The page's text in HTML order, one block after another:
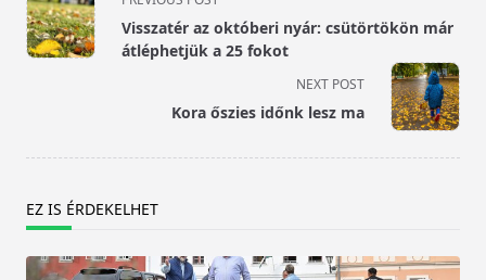
class="nav-
subtitle
Visszatér az októberi nyár: csütörtökön már
átléphetjük a 25 fokot
NEXT POST
Kora őszies időnk lesz ma
EZ IS ÉRDEKELHET